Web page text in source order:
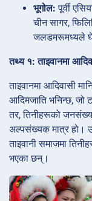
भूगोल: पूर्वी
चीन सागर,
जलडमरूमध्यले
तथ्य १: ताइवानमा
ताइवानमा आदिवासी
आदिमजाति भनिन्छ, जो
तर, तिनीहरूको
अल्पसंख्यक मात्र हो।
ताइवानी समाजमा
भएका छन्।